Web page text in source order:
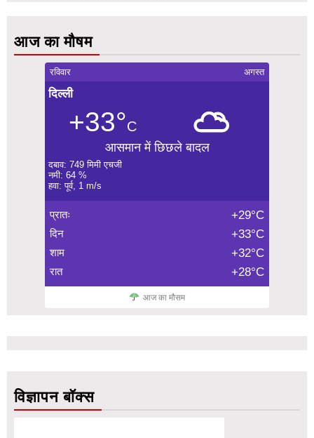
आज का मौषम
रविवार अगस्त
दिल्ली
+33°C
आसमान में छिछले बादल
दबाव: 749 मिमी एचजी
नमी: 64 %
हवा: पूर्व, 1 m/s
प्रातः +29°C
दिन +33°C
शाम +32°C
रात +28°C
आज का मौसम
विज्ञापन बॉक्स